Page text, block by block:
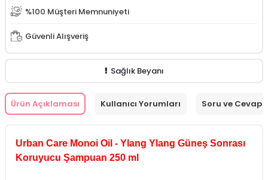
%100 Müşteri Memnuniyeti
Güvenli Alışveriş
Sağlık Beyanı
Ürün Açıklaması Kullanıcı Yorumları Soru ve Cevap
Urban Care Monoi Oil - Ylang Ylang Güneş Sonrası
Koruyucu Şampuan 250 ml